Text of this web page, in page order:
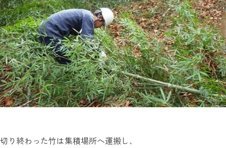
切り終わった竹は集積場所へ運搬し、